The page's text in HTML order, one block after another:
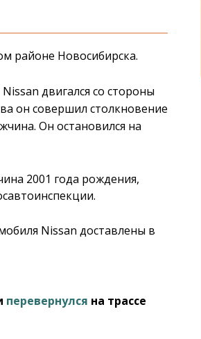
районе Новосибирска.
двигался со стороны
он совершил столкновение
Он остановился на
2001 года рождения,
Nissan доставлены в
перевернулся на трассе